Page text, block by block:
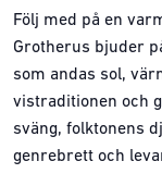
Följ med på en
Grotherus bjuder
som andas sol,
vistraditionen och
sväng, folktonens
genrebrett och